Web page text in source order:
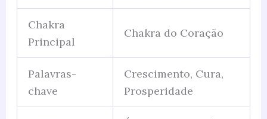
Chakra
Principal
Chakra do Coração
Palavras-
chave
Crescimento, Cura,
Prosperidade